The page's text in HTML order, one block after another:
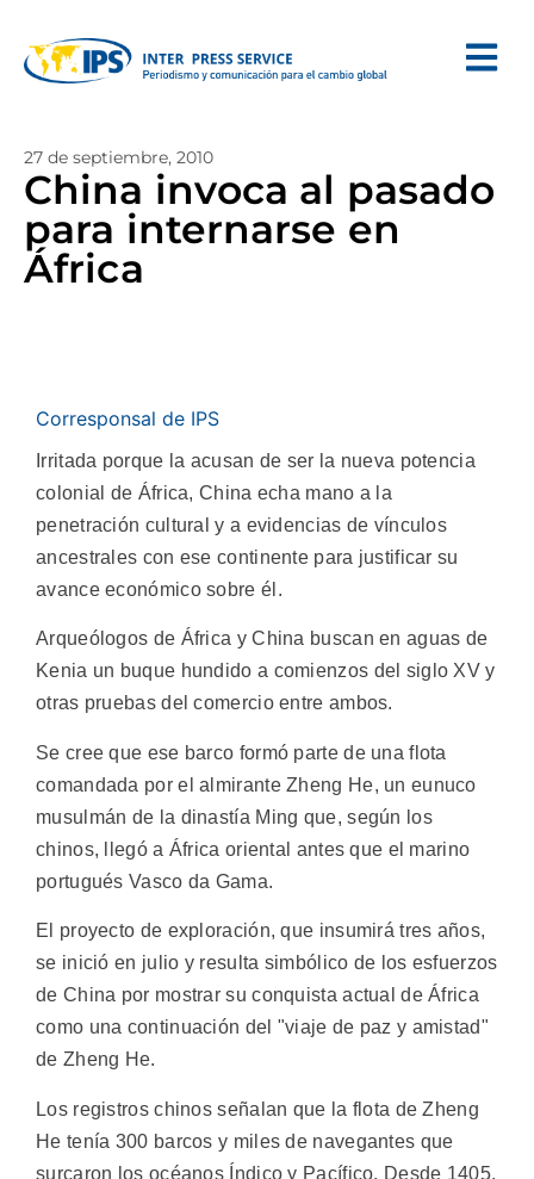
27 de septiembre, 2010
China invoca al pasado
para internarse en
África
Corresponsal de IPS
Irritada porque la acusan de ser la nueva potencia
colonial de África, China echa mano a la
penetración cultural y a evidencias de vínculos
ancestrales con ese continente para justificar su
avance económico sobre él.
Arqueólogos de África y China buscan en aguas de
Kenia un buque hundido a comienzos del siglo XV y
otras pruebas del comercio entre ambos.
Se cree que ese barco formó parte de una flota
comandada por el almirante Zheng He, un eunuco
musulmán de la dinastía Ming que, según los
chinos, llegó a África oriental antes que el marino
portugués Vasco da Gama.
El proyecto de exploración, que insumirá tres años,
se inició en julio y resulta simbólico de los esfuerzos
de China por mostrar su conquista actual de África
como una continuación del "viaje de paz y amistad"
de Zheng He.
Los registros chinos señalan que la flota de Zheng
He tenía 300 barcos y miles de navegantes que
surcaron los océanos Índico y Pacífico. Desde 1405,